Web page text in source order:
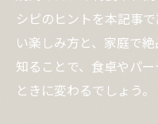
シピのヒントを本記事
い楽しみ方と、家庭で
知ることで、食卓やパ
ときに変わるでしょう。